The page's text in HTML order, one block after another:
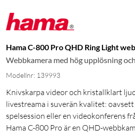
Hama C-800 Pro QHD Ring Light
Webbkamera med hög upplösning
Modellnr: 139993
Knivskarpa videor och kristallklart
livestreama i suverän kvalitet: oavsett
spelsession eller en videokonferens
Hama C-800 Pro är en QHD-